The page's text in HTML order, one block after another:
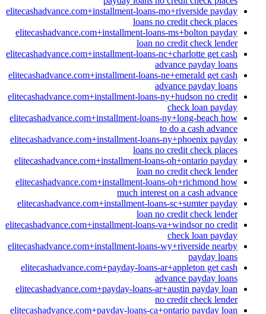
elitecashadvance.com+installment-loans-mo+riverside payday
loans no credit check places
elitecashadvance.com+installment-loans-ms+bolton payday
loan no credit check lender
elitecashadvance.com+installment-loans-nc+charlotte get cash
advance payday loans
elitecashadvance.com+installment-loans-ne+emerald get cash
advance payday loans
elitecashadvance.com+installment-loans-ny+hudson no credit
check loan payday
elitecashadvance.com+installment-loans-ny+long-beach how
to do a cash advance
elitecashadvance.com+installment-loans-ny+phoenix payday
loans no credit check places
elitecashadvance.com+installment-loans-oh+ontario payday
loan no credit check lender
elitecashadvance.com+installment-loans-oh+richmond how
much interest on a cash advance
elitecashadvance.com+installment-loans-sc+sumter payday
loan no credit check lender
elitecashadvance.com+installment-loans-va+windsor no credit
check loan payday
elitecashadvance.com+installment-loans-wy+riverside nearby
payday loans
elitecashadvance.com+payday-loans-ar+appleton get cash
advance payday loans
elitecashadvance.com+payday-loans-ar+austin payday loan
no credit check lender
elitecashadvance.com+payday-loans-ca+ontario payday loan